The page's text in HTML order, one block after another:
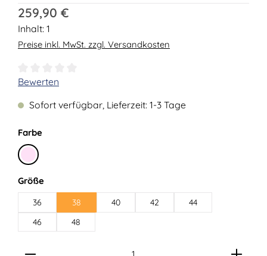
Regulärer Preis:
259,90 €
Inhalt: 1
Preise inkl. MwSt. zzgl. Versandkosten
Durchschnittliche Bewertung von 0 von 5 Sternen
Bewerten
Sofort verfügbar, Lieferzeit: 1-3 Tage
Farbeauswählen
Hellrosa
Größeauswählen
36 38 40 42
44
46
48
Produkt Anzahl: Gib den gewünschten Wert ein